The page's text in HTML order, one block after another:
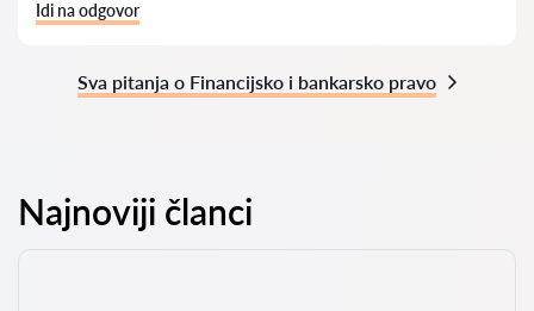
Idi na odgovor
Sva pitanja o Financijsko i bankarsko pravo
Najnoviji članci